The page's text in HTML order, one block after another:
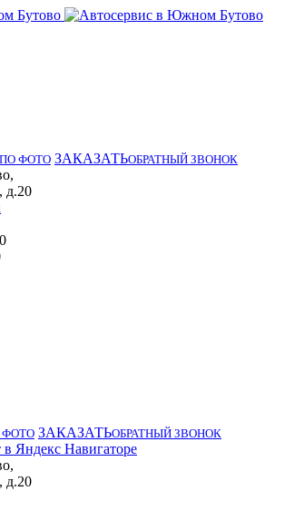
ПО ФОТО ЗАКАЗАТЬОБРАТНЫЙ ЗВОНОК
д.20
ФОТО ЗАКАЗАТЬОБРАТНЫЙ ЗВОНОК
д.20